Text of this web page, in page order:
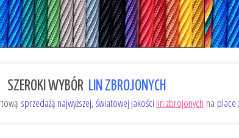
SZEROKI WYBÓR LIN ZBROJONYCH
sprzedażą najwyższej, światowej jakości lin zbrojonych na place